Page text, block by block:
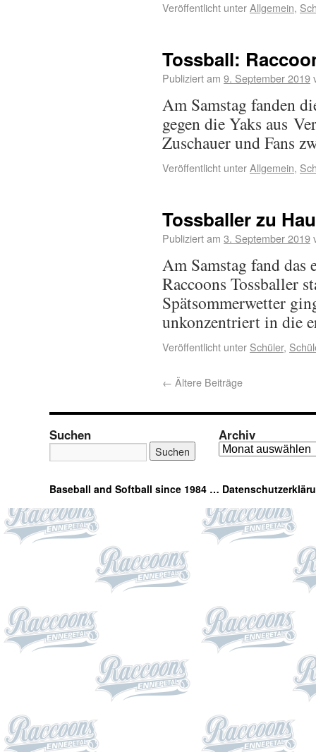
Veröffentlicht unterAllgemein,
Tossball:
Publiziert am 9. September 2019
Am Samstag fanden
gegen die Yaks aus
Zuschauer und Fans
Veröffentlicht unterAllgemein,
Tossballer zu
Publiziert am 3. September 2019
Am Samstag fand das
Raccoons Tossballer
Spätsommerwetter
unkonzentriert in die
Veröffentlicht unter Schüler,
← Ältere Beiträge
Suchen Archiv
Baseball and Softball since 1984 …